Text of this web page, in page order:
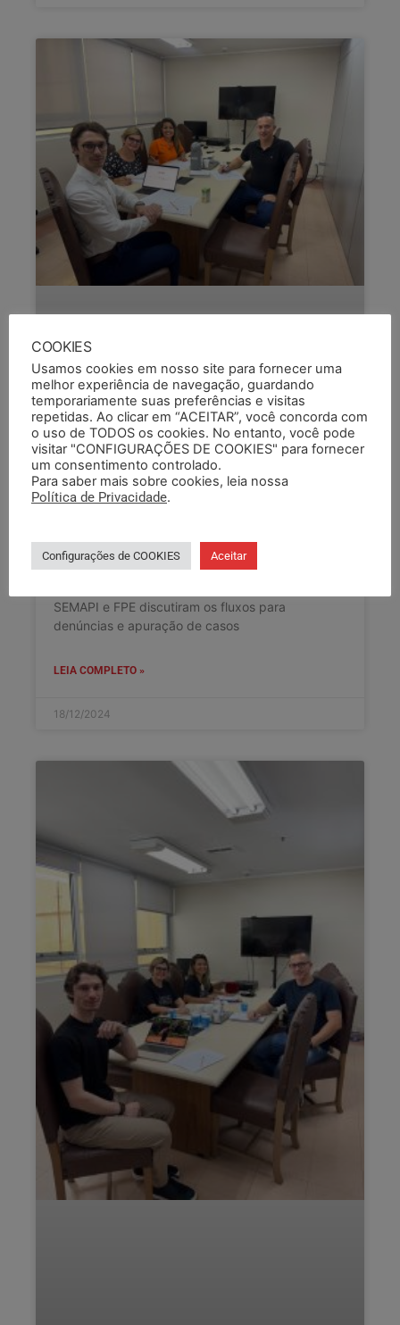
SEMAPI E FPE DISCUTEM FLUXOS
INSTITUIÇÃO
Em reunião ocorrida na última quarta (18),
SEMAPI e FPE discutiram os fluxos para
denúncias e apuração de casos
LEIA COMPLETO »
18/12/2024
COOKIES
Usamos cookies em nosso site para fornecer uma
melhor experiência de navegação, guardando
temporariamente suas preferências e visitas
repetidas. Ao clicar em “ACEITAR”, você concorda com
o uso de TODOS os cookies. No entanto, você pode
visitar "CONFIGURAÇÕES DE COOKIES" para fornecer
um consentimento controlado.
Para saber mais sobre cookies, leia nossa
Política de Privacidade.
Configurações de COOKIES Aceitar